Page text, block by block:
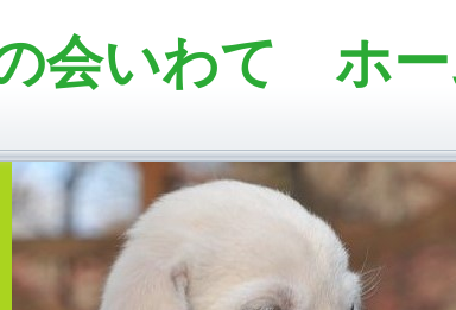
会いわて ホ